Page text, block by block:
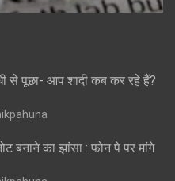
से पूछा- आप शादी कब कर रहे हैं?
बनाने का झांसा : फोन पे पर मांगे